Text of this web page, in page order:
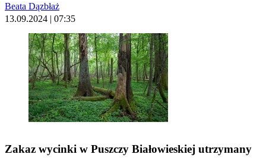
Beata Dązbłaż
13.09.2024 | 07:35
Zakaz wycinki w Puszczy Białowieskiej utrzymany